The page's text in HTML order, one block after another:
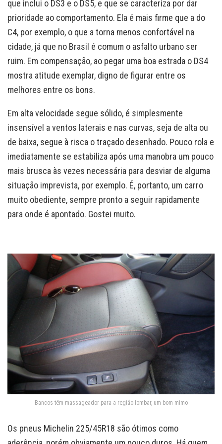
que inclui o DS3 e o DS5, e que se caracteriza por dar
prioridade ao comportamento. Ela é mais firme que a do
C4, por exemplo, o que a torna menos confortável na
cidade, já que no Brasil é comum o asfalto urbano ser
ruim. Em compensação, ao pegar uma boa estrada o DS4
mostra atitude exemplar, digno de figurar entre os
melhores entre os bons.
Em alta velocidade segue sólido, é simplesmente
insensível a ventos laterais e nas curvas, seja de alta ou
de baixa, segue à risca o traçado desenhado. Pouco rola e
imediatamente se estabiliza após uma manobra um pouco
mais brusca às vezes necessária para desviar de alguma
situação imprevista, por exemplo. É, portanto, um carro
muito obediente, sempre pronto a seguir rapidamente
para onde é apontado. Gostei muito.
Bancos têm massageador para a região lombar, um bom mimo
Os pneus Michelin 225/45R18 são ótimos como